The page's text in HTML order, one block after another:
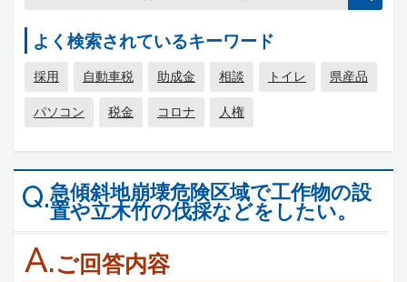
よく検索されているキーワード
採用 自動車税 助成金 相談 トイレ
県産品
パソコン
税金 コロナ 人権
Q.急傾斜地崩壊危険区域で工作物の設
置や立木竹の伐採などをしたい。
A.ご回答内容